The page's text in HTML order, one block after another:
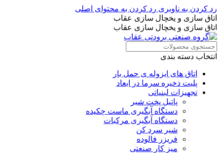
رد کردن به ناوبری رد کردن به محتوای اصلی
اتاق سازی و یخچال سازی عقاب
اتاق سازی و یخچال سازی عقاب
انتخاب دسته بندی
اتاق های ایزوله ی حمل بار
پلیت ذخیره سرما در ابعاد
تجهیزات لبنیاتی
پاتیل پخت شیر
دستگاه آبگیری ماست چکیده
دستگاه آبگیری مرکبات
شیر سرد کن
فریزر فالوده
میز کار صنعتی